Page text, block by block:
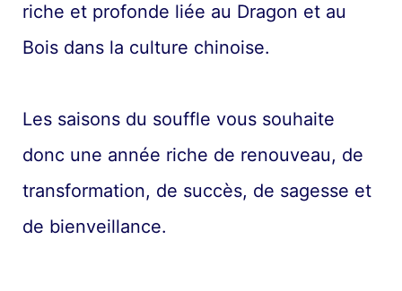
riche et profonde liée au Dragon et au
Bois dans la culture chinoise.
Les saisons du souffle vous souhaite
donc une année riche de renouveau, de
transformation, de succès, de sagesse et
de bienveillance.